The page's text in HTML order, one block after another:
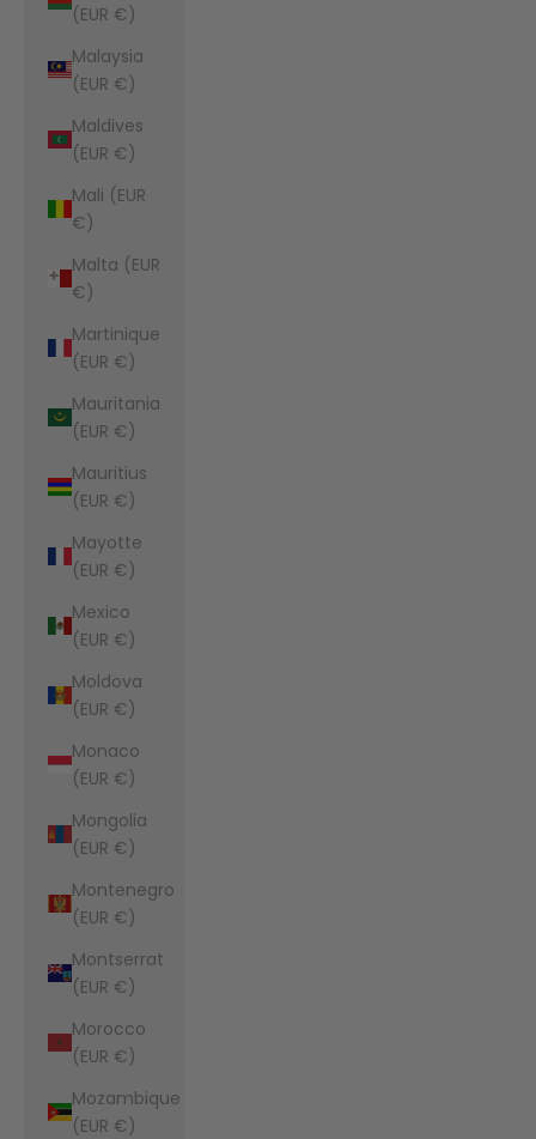
(EUR €)
Malaysia
(EUR €)
Maldives
(EUR €)
Mali (EUR
€)
Malta (EUR
€)
Martinique
(EUR €)
Mauritania
(EUR €)
Mauritius
(EUR €)
Mayotte
(EUR €)
Mexico
(EUR €)
Moldova
(EUR €)
Monaco
(EUR €)
Mongolia
(EUR €)
Montenegro
(EUR €)
Montserrat
(EUR €)
Morocco
(EUR €)
Mozambique
(EUR €)